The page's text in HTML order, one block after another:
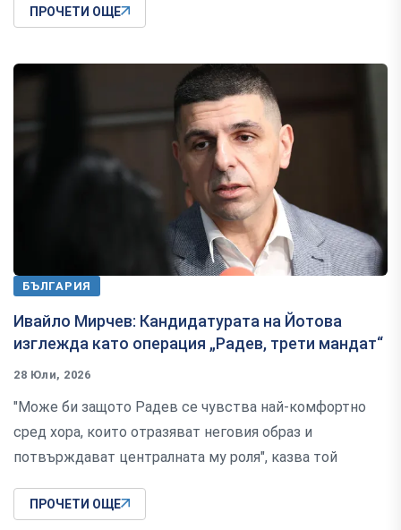
ПРОЧЕТИ ОЩЕ
БЪЛГАРИЯ
Ивайло Мирчев: Кандидатурата на Йотова
изглежда като операция „Радев, трети мандат“
28 Юли, 2026
"Може би защото Радев се чувства най-комфортно
сред хора, които отразяват неговия образ и
потвърждават централната му роля", казва той
ПРОЧЕТИ ОЩЕ